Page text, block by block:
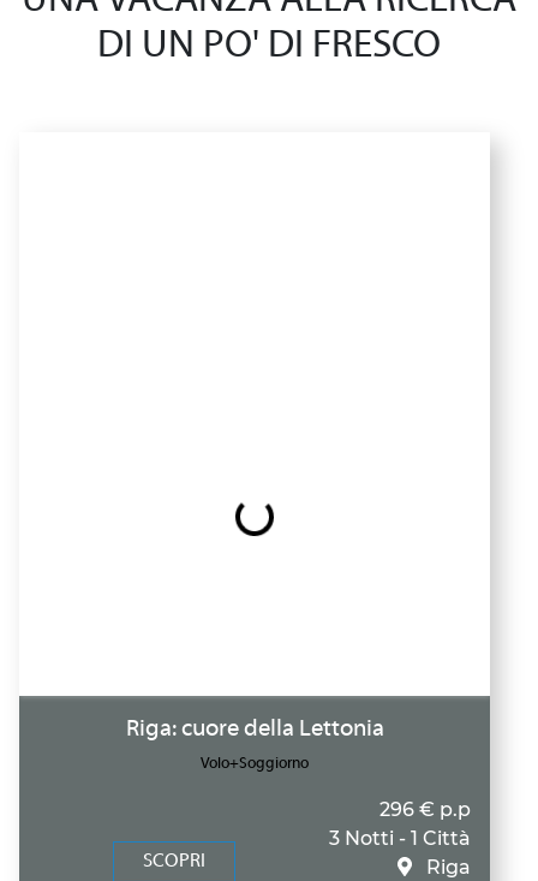
DI UN PO' DI FRESCO
Riga: cuore della Lettonia
Volo+Soggiorno
SCOPRI
296 € p.p
3 Notti - 1 Città
Riga